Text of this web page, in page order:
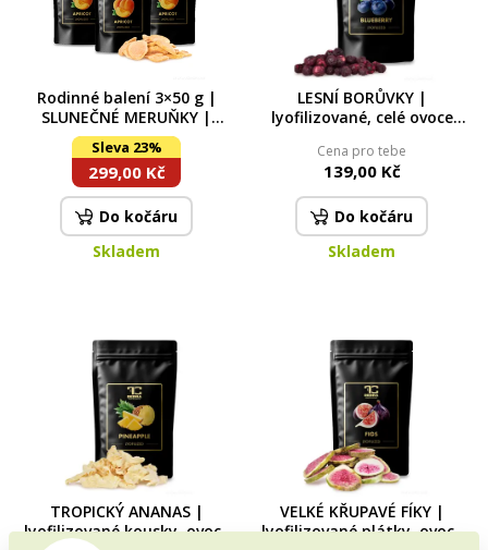
Rodinné balení 3×50 g |
SLUNEČNÉ MERUŇKY |
lyofilizované plátky, ovoce
sušené mrazem
Sleva 23%
299,00 Kč
Do kočáru
Skladem
LESNÍ BORŮVKY |
lyofilizované, celé ovoce
Cena pro tebe
139,00 Kč
Do kočáru
Skladem
TROPICKÝ ANANAS |
lyofilizované kousky, ovoce
VELKÉ KŘUPAVÉ FÍKY |
lyofilizované plátky, ovoce